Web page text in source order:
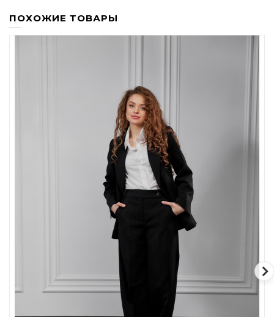
ПОХОЖИЕ ТОВАРЫ